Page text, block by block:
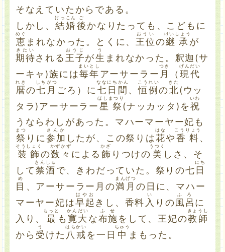
そなえていたからである。
しかし、結婚
けっこん
後
ご
かなりたっても、こどもに
恵
めぐ
まれなかった。とくに、 王位
おうい
の継承
けいしょう
が
期待
きたい
される 王子
おうじ
が生
う
まれなかった。釈迦(サ
ーキャ)族には毎年
まいとし
アーサーラー 月
つき
（ 現代
げんだい
暦
れき
の七月
しちがつ
ごろ）に七
なな
日間
にちかん
、恒例
こうれい
の北
きた
(ウッ
タラ)アーサーラー星祭
ほしまつり
(ナッカッタ)を祝
いわ
うならわしがあった。マハーマーヤー妃も
祭
まつ
りに参加
さんか
したが、この祭りは花
はな
や香料
こうりょう
、
装飾
そうしょく
の数々
かずかず
による 飾
かざ
りつけの 美
うつく
しさ、そ
して禁酒
きんしゅ
で、きわだっていた。祭りの七 日
にち
目
め
、アーサーラー月の満月
まんげつ
の日に、マハー
マーヤー妃は早起
はやお
きし、香料 入
い
りの風呂
ふろ
に
入り、
最
もっと
も 寛大
かんだい
な布施
ふせ
をして、王妃の教師
きょうし
から 受
う
けた 八戒
はちかい
を一日 中
ちゅう
まもった。